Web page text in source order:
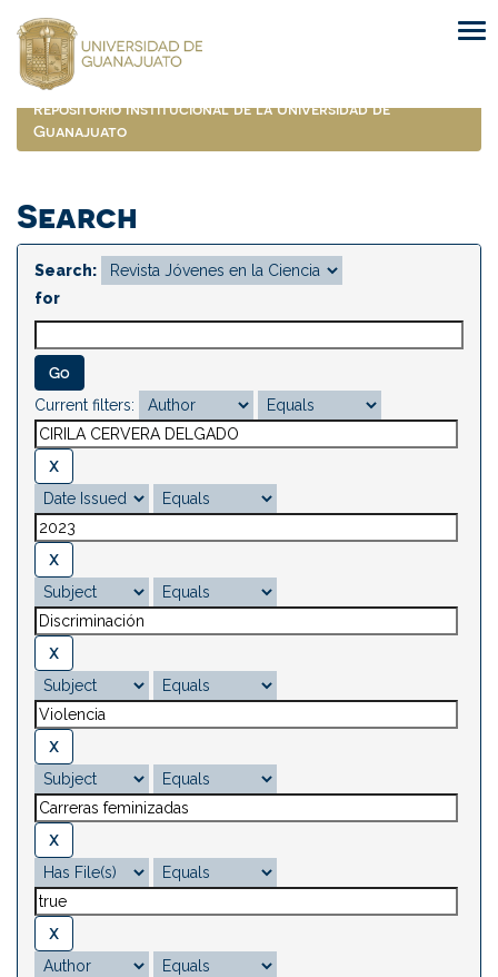
navigation
Repositorio Institucional de la Universidad de
Guanajuato
Search
Search:
for
Current filters: